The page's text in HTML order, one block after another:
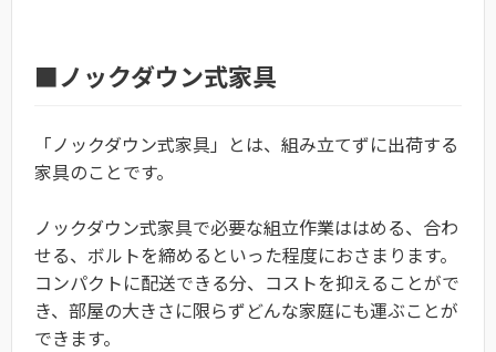
■ノックダウン式家具
「ノックダウン式家具」とは、組み立てずに出荷する
家具のことです。
ノックダウン式家具で必要な組立作業ははめる、合わ
せる、ボルトを締めるといった程度におさまります。
コンパクトに配送できる分、コストを抑えることがで
き、部屋の大きさに限らずどんな家庭にも運ぶことが
できます。